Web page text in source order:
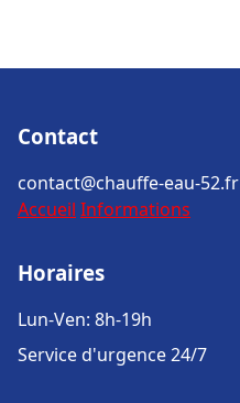
Contact
contact@chauffe-eau-52.fr
Accueil Informations
Horaires
Lun-Ven: 8h-19h
Service d'urgence 24/7